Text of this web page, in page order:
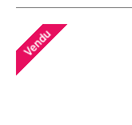
Vendu